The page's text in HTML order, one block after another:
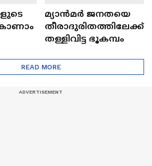
മ്യാൻമർ ജനതയെ
തീരാദുരിതത്തിലേക്ക്
തള്ളിവിട്ട ഭൂകമ്പം
READ MORE